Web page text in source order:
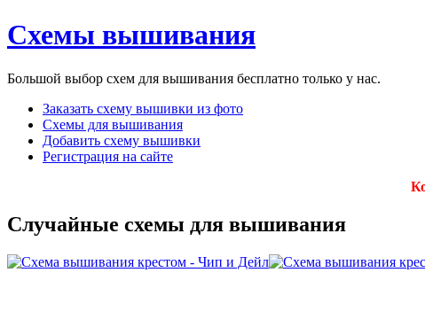
Схемы вышивания
Большой выбор схем для вышивания бесплатно только у нас.
Заказать схему вышивки из фото
Схемы для вышивания
Добавить схему вышивки
Регистрация на сайте
Случайные схемы для вышивания